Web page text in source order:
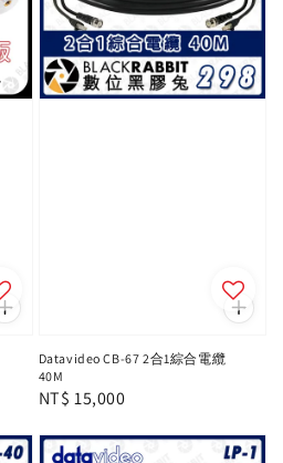
Datavideo CB-67 2合1綜合電纜
40M
Regular
NT$ 15,000